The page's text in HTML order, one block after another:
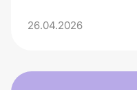
26.04.2026